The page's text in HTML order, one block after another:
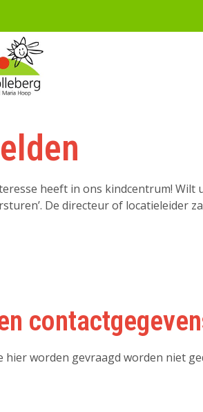
heeft in ons kindcentrum!
De directeur of locatieleider
hier worden gevraagd worden niet